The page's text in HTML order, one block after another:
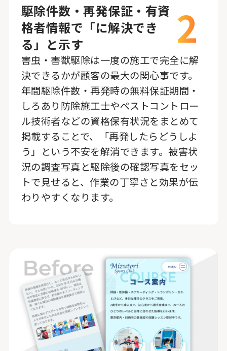
駆除件数・再発保証・有資
格者情報で「に解決でき
る」と示す
2
害虫・害獣駆除は一度の施工で完全に解
決できるかが顧客の最大の関心事です。
年間駆除件数・再発時の無料保証期間・
しろあり防除施工士やペストコントロー
ル技術者などの資格保有状況をまとめて
掲載することで、「再発したらどうしよ
う」という不安を解消できます。被害状
況の調査写真と駆除後の確認写真をセッ
トで見せると、作業の丁寧さと効果が伝
わりやすくなります。